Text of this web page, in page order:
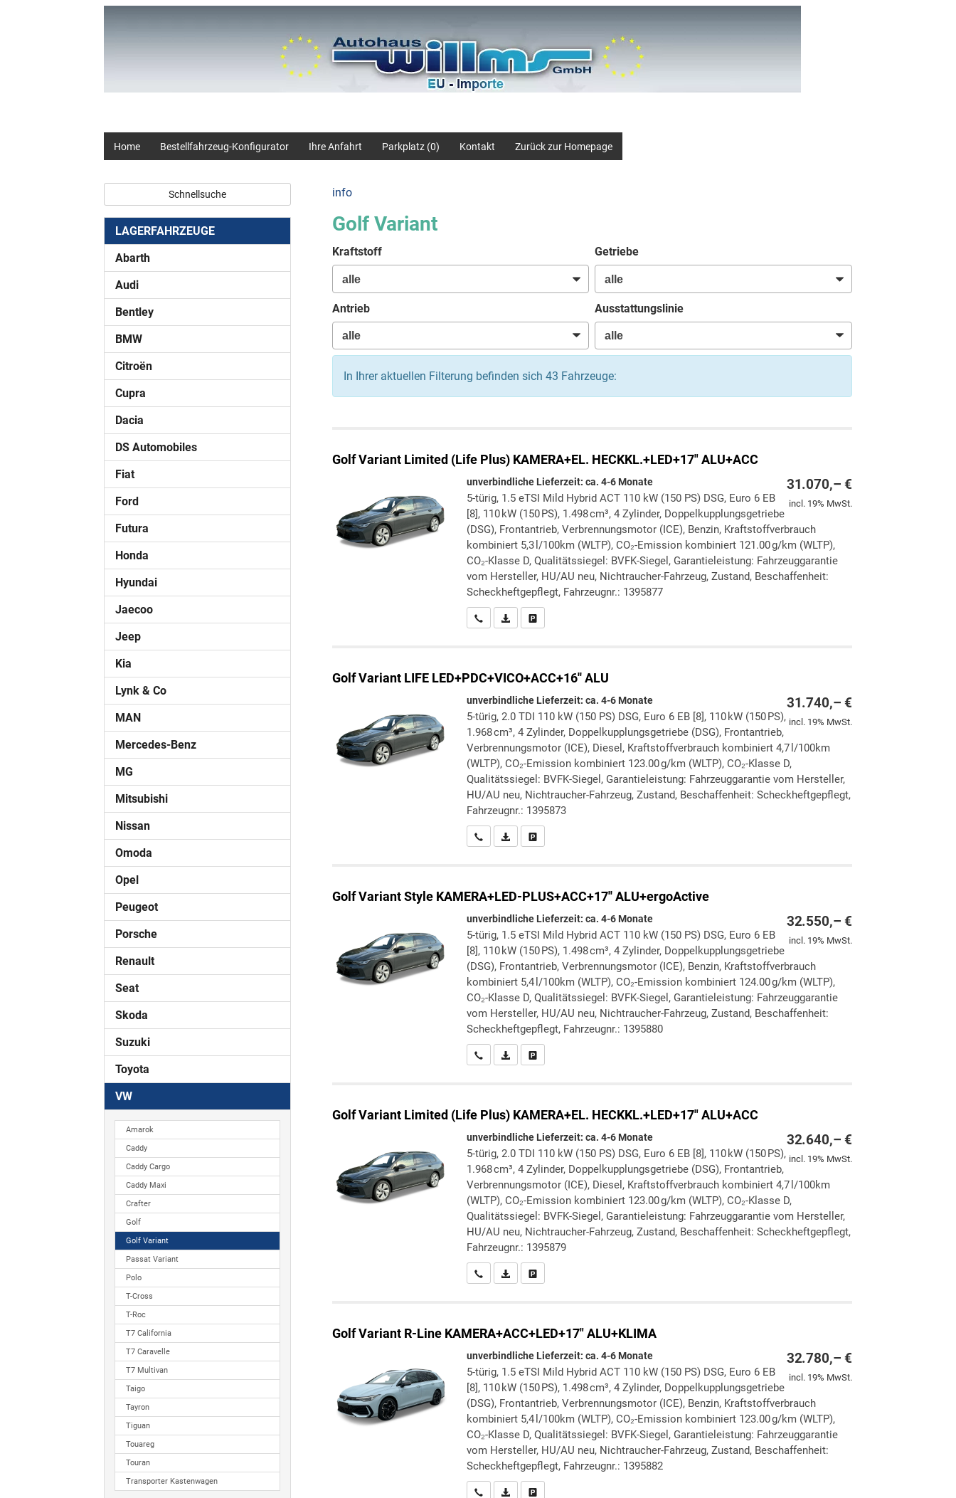
Home Bestellfahrzeug-Konfigurator Ihre Anfahrt Parkplatz (0) Kontakt Zurück zur Homepage
info
Golf Variant
Kraftstoff Getriebe
Antrieb Ausstattungslinie
In Ihrer aktuellen Filterung befinden sich 43 Fahrzeuge:
Golf Variant Limited (Life Plus) KAMERA+EL. HECKKL.+LED+17" ALU+ACC
31.070,– €
incl. 19% MwSt.
unverbindliche Lieferzeit: ca. 4-6 Monate
5-türig, 1.5 eTSI Mild Hybrid ACT 110 kW (150 PS) DSG, Euro 6 EB
[8], 110 kW (150 PS), 1.498 cm³, 4 Zylinder, Doppelkupplungsgetriebe
(DSG), Frontantrieb, Verbrennungsmotor (ICE), Benzin, Kraftstoffverbrauch
kombiniert 5,3 l/100km (WLTP), CO₂-Emission kombiniert 121.00 g/km (WLTP),
CO₂-Klasse D, Qualitätssiegel: BVFK-Siegel, Garantieleistung: Fahrzeuggarantie
vom Hersteller, HU/AU neu, Nichtraucher-Fahrzeug, Zustand, Beschaffenheit:
Scheckheftgepflegt, Fahrzeugnr.: 1395877
Wir rufen Sie an
PDF-Datei, Fahrzeugexposé drucken
Drucken, parken oder vergleichen
Golf Variant LIFE LED+PDC+VICO+ACC+16'' ALU
31.740,– €
incl. 19% MwSt.
unverbindliche Lieferzeit: ca. 4-6 Monate
5-türig, 2.0 TDI 110 kW (150 PS) DSG, Euro 6 EB [8], 110 kW (150 PS),
1.968 cm³, 4 Zylinder, Doppelkupplungsgetriebe (DSG), Frontantrieb,
Verbrennungsmotor (ICE), Diesel, Kraftstoffverbrauch kombiniert 4,7 l/100km
(WLTP), CO₂-Emission kombiniert 123.00 g/km (WLTP), CO₂-Klasse D,
Qualitätssiegel: BVFK-Siegel, Garantieleistung: Fahrzeuggarantie vom Hersteller,
HU/AU neu, Nichtraucher-Fahrzeug, Zustand, Beschaffenheit: Scheckheftgepflegt,
Fahrzeugnr.: 1395873
Wir rufen Sie an
PDF-Datei, Fahrzeugexposé drucken
Drucken, parken oder vergleichen
Golf VariantStyle KAMERA+LED-PLUS+ACC+17'' ALU+ergoActive
32.550,– €
incl. 19% MwSt.
unverbindliche Lieferzeit: ca. 4-6 Monate
5-türig, 1.5 eTSI Mild Hybrid ACT 110 kW (150 PS) DSG, Euro 6 EB
[8], 110 kW (150 PS), 1.498 cm³, 4 Zylinder, Doppelkupplungsgetriebe
(DSG), Frontantrieb, Verbrennungsmotor (ICE), Benzin, Kraftstoffverbrauch
kombiniert 5,4 l/100km (WLTP), CO₂-Emission kombiniert 124.00 g/km (WLTP),
CO₂-Klasse D, Qualitätssiegel: BVFK-Siegel, Garantieleistung: Fahrzeuggarantie
vom Hersteller, HU/AU neu, Nichtraucher-Fahrzeug, Zustand, Beschaffenheit:
Scheckheftgepflegt, Fahrzeugnr.: 1395880
Wir rufen Sie an
PDF-Datei, Fahrzeugexposé drucken
Drucken, parken oder vergleichen
Golf Variant Limited (Life Plus) KAMERA+EL. HECKKL.+LED+17" ALU+ACC
32.640,– €
incl. 19% MwSt.
unverbindliche Lieferzeit: ca. 4-6 Monate
5-türig, 2.0 TDI 110 kW (150 PS) DSG, Euro 6 EB [8], 110 kW (150 PS),
1.968 cm³, 4 Zylinder, Doppelkupplungsgetriebe (DSG), Frontantrieb,
Verbrennungsmotor (ICE), Diesel, Kraftstoffverbrauch kombiniert 4,7 l/100km
(WLTP), CO₂-Emission kombiniert 123.00 g/km (WLTP), CO₂-Klasse D,
Qualitätssiegel: BVFK-Siegel, Garantieleistung: Fahrzeuggarantie vom Hersteller,
HU/AU neu, Nichtraucher-Fahrzeug, Zustand, Beschaffenheit: Scheckheftgepflegt,
Fahrzeugnr.: 1395879
Wir rufen Sie an
PDF-Datei, Fahrzeugexposé drucken
Drucken, parken oder vergleichen
Golf Variant R-Line KAMERA+ACC+LED+17" ALU+KLIMA
32.780,– €
incl. 19% MwSt.
unverbindliche Lieferzeit: ca. 4-6 Monate
5-türig, 1.5 eTSI Mild Hybrid ACT 110 kW (150 PS) DSG, Euro 6 EB
[8], 110 kW (150 PS), 1.498 cm³, 4 Zylinder, Doppelkupplungsgetriebe
(DSG), Frontantrieb, Verbrennungsmotor (ICE), Benzin, Kraftstoffverbrauch
kombiniert 5,4 l/100km (WLTP), CO₂-Emission kombiniert 123.00 g/km (WLTP),
CO₂-Klasse D, Qualitätssiegel: BVFK-Siegel, Garantieleistung: Fahrzeuggarantie
vom Hersteller, HU/AU neu, Nichtraucher-Fahrzeug, Zustand, Beschaffenheit:
Scheckheftgepflegt, Fahrzeugnr.: 1395882
Wir rufen Sie an
PDF-Datei, Fahrzeugexposé drucken
Drucken, parken oder vergleichen
Schnellsuche
LAGERFAHRZEUGE
Abarth
Audi
Bentley
BMW
Citroën
Cupra
Dacia
DS Automobiles
Fiat
Ford
Futura
Honda
Hyundai
Jaecoo
Jeep
Kia
Lynk & Co
MAN
Mercedes-Benz
MG
Mitsubishi
Nissan
Omoda
Opel
Peugeot
Porsche
Renault
Seat
Skoda
Suzuki
Toyota
VW
Amarok
Caddy
Caddy Cargo
Caddy Maxi
Crafter
Golf
Golf Variant
Passat Variant
Polo
T-Cross
T-Roc
T7 California
T7 Caravelle
T7 Multivan
Taigo
Tayron
Tiguan
Touareg
Touran
Transporter Kastenwagen